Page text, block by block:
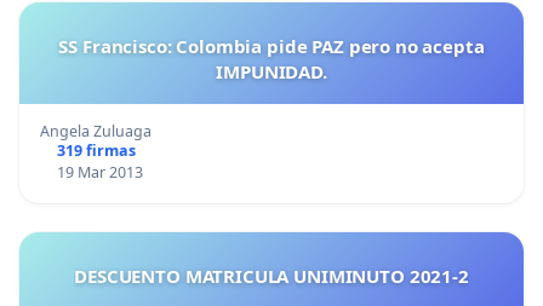
SS Francisco: Colombia pide PAZ pero no acepta
IMPUNIDAD.
Angela Zuluaga
319 firmas
19 Mar 2013
DESCUENTO MATRICULA UNIMINUTO 2021-2